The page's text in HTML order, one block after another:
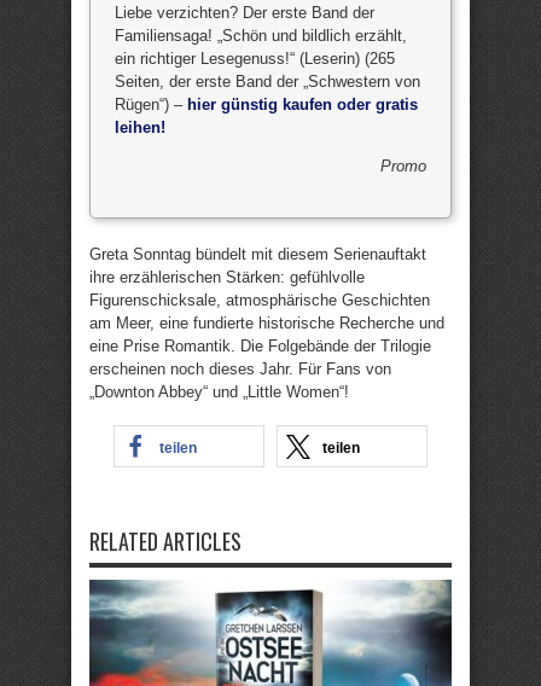
Liebe verzichten? Der erste Band der
Familiensaga! „Schön und bildlich erzählt,
ein richtiger Lesegenuss!“ (Leserin) (265
Seiten, der erste Band der „Schwestern von
Rügen“) – hier günstig kaufen oder gratis
leihen!
Promo
Greta Sonntag bündelt mit diesem Serienauftakt
ihre erzählerischen Stärken: gefühlvolle
Figurenschicksale, atmosphärische Geschichten
am Meer, eine fundierte historische Recherche und
eine Prise Romantik. Die Folgebände der Trilogie
erscheinen noch dieses Jahr. Für Fans von
„Downton Abbey“ und „Little Women“!
teilen teilen
RELATED ARTICLES